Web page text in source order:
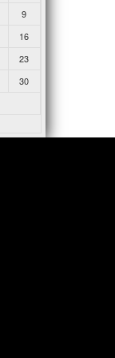
9
16
23
30